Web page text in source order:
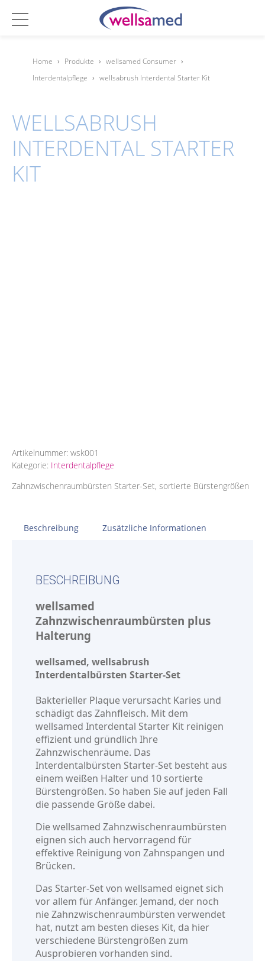
Home › Produkte › wellsamed Consumer ›
Interdentalpflege › wellsabrush Interdental Starter Kit
WELLSABRUSH
INTERDENTAL STARTER
KIT
Artikelnummer: wsk001
Kategorie: Interdentalpflege
Zahnzwischenraumbürsten Starter-Set, sortierte Bürstengrößen
Beschreibung Zusätzliche Informationen
BESCHREIBUNG
wellsamed
Zahnzwischenraumbürsten plus
Halterung
wellsamed, wellsabrush
Interdentalbürsten Starter-Set
Bakterieller Plaque verursacht Karies und
schädigt das Zahnfleisch. Mit dem
wellsamed Interdental Starter Kit reinigen
effizient und gründlich Ihre
Zahnzwischenräume. Das
Interdentalbürsten Starter-Set besteht aus
einem weißen Halter und 10 sortierte
Bürstengrößen. So haben Sie auf jeden Fall
die passende Größe dabei.
Die wellsamed Zahnzwischenraumbürsten
eignen sich auch hervorragend für
effektive Reinigung von Zahnspangen und
Brücken.
Das Starter-Set von wellsamed eignet sich
vor allem für Anfänger. Jemand, der noch
nie Zahnzwischenraumbürsten verwendet
hat, nutzt am besten dieses Kit, da hier
verschiedene Bürstengrößen zum
Ausprobieren vorhanden sind.